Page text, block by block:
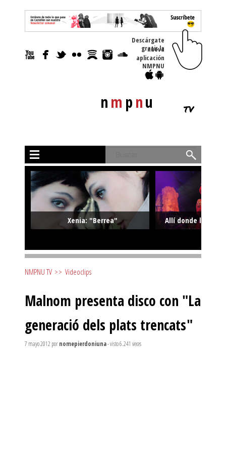
nm pnu tv
Descárgate
gratis la nueva
aplicación
NMPNU
Xenia: "Berrea" Allí donde la
NMPNU TV >> Videoclips
Malnom presenta disco con "La
generació dels plats trencats"
7 mayo 2012 pornomepierdoniuna- visto 6.241 veces